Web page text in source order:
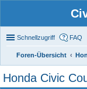
Schnellzugriff FAQ
Foren-Übersicht
Honda Civic